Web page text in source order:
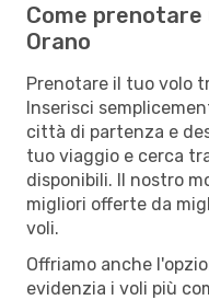
Come prenotare
Orano
Prenotare il tuo volo
Inserisci
città di partenza e
tuo viaggio e cerca
disponibili. Il nostro
migliori offerte da
voli.
Offriamo anche
evidenzia i voli più